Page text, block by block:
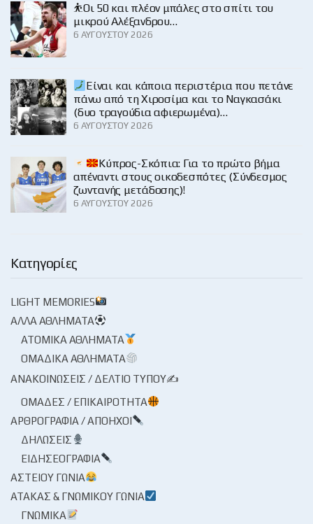
⛹️Οι 50 και πλέον μπάλες στο σπίτι του
μικρού Αλέξανδρου…
6 ΑΥΓΟΎΣΤΟΥ 2026
Είναι και κάποια περιστέρια που πετάνε
πάνω από τη Χιροσίμα και το Ναγκασάκι
(δυο τραγούδια αφιερωμένα)…
6 ΑΥΓΟΎΣΤΟΥ 2026
Κύπρος-Σκόπια: Για το πρώτο βήμα
απέναντι στους οικοδεσπότες (Σύνδεσμος
ζωντανής μετάδοσης)!
6 ΑΥΓΟΎΣΤΟΥ 2026
Κατηγορίες
LIGHT MEMORIES
ΆΛΛΑ ΑΘΛΉΜΑΤΑ
ΑΤΟΜΙΚΆ ΑΘΛΉΜΑΤΑ
ΟΜΑΔΙΚΆ ΑΘΛΉΜΑΤΑ
ΑΝΑΚΟΙΝΏΣΕΙΣ / ΔΕΛΤΊΟ ΤΎΠΟΥ✍
ΟΜΆΔΕΣ / ΕΠΙΚΑΙΡΌΤΗΤΑ
ΑΡΘΡΟΓΡΑΦΊΑ / ΑΠΌΗΧΟΙ
ΔΗΛΏΣΕΙΣ
ΕΙΔΗΣΕΟΓΡΑΦΊΑ
ΑΣΤΕΊΟΥ ΓΩΝΊΑ
ΑΤΆΚΑΣ & ΓΝΩΜΙΚΟΎ ΓΩΝΊΑ
ΓΝΩΜΙΚΆ